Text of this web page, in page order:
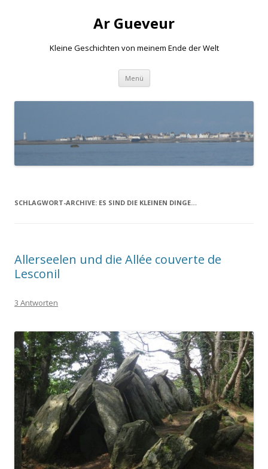
Ar Gueveur
Kleine Geschichten von meinem Ende der Welt
Menü Springe
Inhalt
SCHLAGWORT-ARCHIVE: ES SIND DIE KLEINEN DINGE…
Allerseelen und die Allée couverte de
Lesconil
3 Antworten